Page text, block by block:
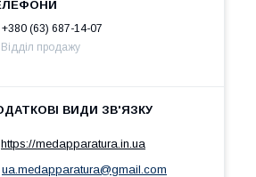
+380 (63) 687-14-07
Відділ продажу
https://medapparatura.in.ua
ua.medapparatura@gmail.com